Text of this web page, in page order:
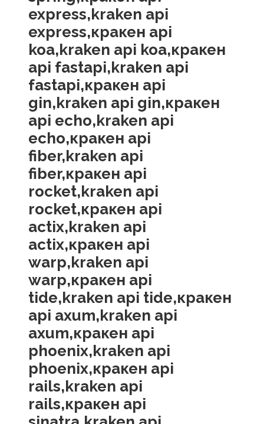
express,kraken api
express,кракен api
koa,kraken api koa,кракен
api fastapi,kraken api
fastapi,кракен api
gin,kraken api gin,кракен
api echo,kraken api
echo,кракен api
fiber,kraken api
fiber,кракен api
rocket,kraken api
rocket,кракен api
actix,kraken api
actix,кракен api
warp,kraken api
warp,кракен api
tide,kraken api tide,кракен
api axum,kraken api
axum,кракен api
phoenix,kraken api
phoenix,кракен api
rails,kraken api
rails,кракен api